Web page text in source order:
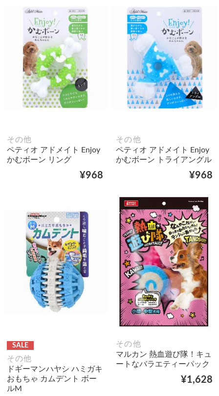
その他
ペティオ アドメイト Enjoy
かむボーン リング
¥968
その他
ペティオ アドメイト Enjoy
かむボーン トライアングル
¥968
SALE
その他
ドギーマンハヤシ ハミガキ
おもちゃ カムデント ボー
ルМ
その他
マルカン 熱血遊び隊！キュ
ートなバラエティーパック
¥1,628